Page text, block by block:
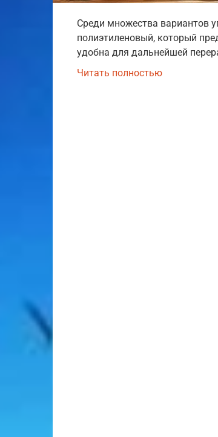
Среди множества вариантов
полиэтиленовый, который
удобна для дальнейшей
Читать полностью